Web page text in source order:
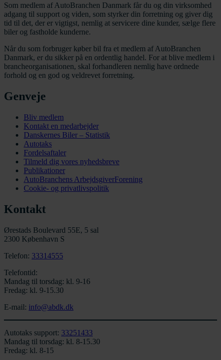
Som medlem af AutoBranchen Danmark får du og din virksomhed
adgang til support og viden, som styrker din forretning og giver dig
tid til det, der er vigtigst, nemlig at servicere dine kunder, sælge flere
biler og fastholde kunderne.
Når du som forbruger køber bil fra et medlem af AutoBranchen
Danmark, er du sikker på en ordentlig handel. For at blive medlem i
brancheorganisationen, skal forhandleren nemlig have ordnede
forhold og en god og veldrevet forretning.
Genveje
Bliv medlem
Kontakt en medarbejder
Danskernes Biler – Statistik
Autotaks
Fordelsaftaler
Tilmeld dig vores nyhedsbreve
Publikationer
AutoBranchens ArbejdsgiverForening
Cookie- og privatlivspolitik
Kontakt
Ørestads Boulevard 55E, 5 sal
2300 København S
Telefon: 33314555
Telefontid:
Mandag til torsdag: kl. 9-16
Fredag: kl. 9-15.30
E-mail: info@abdk.dk
Autotaks support: 33251433
Mandag til torsdag: kl. 8-15.30
Fredag: kl. 8-15